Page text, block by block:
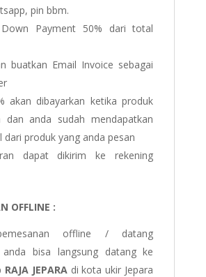
pin bbm.
Payment 50% dari total
buatkan Email Invoice sebagai
akan dibayarkan ketika produk
dan anda sudah mendapatkan
dari produk yang anda pesan
dapat dikirim ke rekening
OFFLINE :
offline / datang
anda bisa langsung datang ke
RAJA JEPARA di kota ukir Jepara